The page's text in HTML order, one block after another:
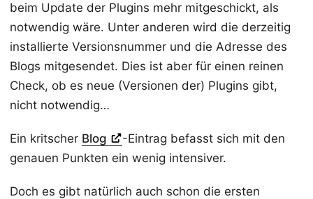
beim Update der Plugins mehr mitgeschickt, als
notwendig wäre. Unter anderen wird die derzeitig
installierte Versionsnummer und die Adresse des
Blogs mitgesendet. Dies ist aber für einen reinen
Check, ob es neue (Versionen der) Plugins gibt,
nicht notwendig…
Ein kritscher Blog
-Eintrag befasst sich mit den
genauen Punkten ein wenig intensiver.
Doch es gibt natürlich auch schon die ersten